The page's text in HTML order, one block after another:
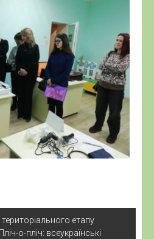
етапу
о-пліч: всеукраїнські